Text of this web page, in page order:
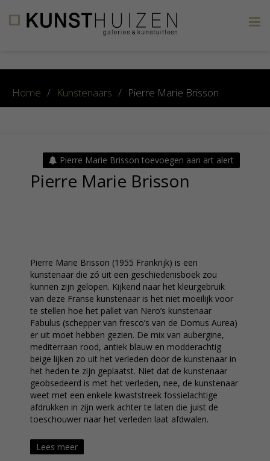
Home / Kunstenaars / Pierre Marie Brisson
Pierre Marie Brisson toevoegen aan art alert
Pierre Marie Brisson
Pierre Marie Brisson (1955 Frankrijk) is een
kunstenaar die zó uit een geschiedenisboek zou
kunnen zijn gelopen. Kijkend naar het kleurgebruik
van deze Franse kunstenaar is het niet moeilijk voor
te stellen hoe het pallet van Nero’s kunstenaar
Fabulus (schepper van fresco’s van de Domus Aurea)
er uit moet hebben gezien. De mix van aubergine,
mediterraan rood, antiek blauw en modderachtig
beige lijken zo uit het verleden door de kunstenaar in
het heden te zijn geplaatst. Niet dat de kunstenaar
geobsedeerd is met het verleden, nee, de kunstenaar
weet met een enkele kwaststreek fossielachtige
afdrukken in zijn werk achter te laten die juist de
toeschouwer naar het verleden laat afdwalen.
De ene keer grafisch, gekenmerkt door een
compositie van strakke kleurvlakken die worden
Lees meer